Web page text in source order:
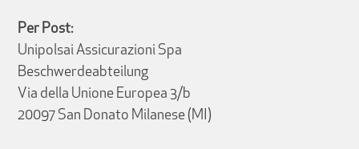
Per Post:
Unipolsai Assicurazioni Spa
Beschwerdeabteilung
Via della Unione Europea 3/b
20097 San Donato Milanese (MI)